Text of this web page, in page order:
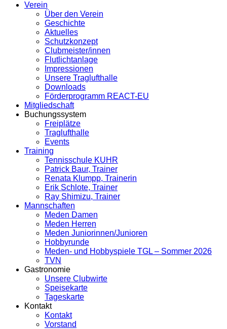
Verein
Über den Verein
Geschichte
Aktuelles
Schutzkonzept
Clubmeister/innen
Flutlichtanlage
Impressionen
Unsere Traglufthalle
Downloads
Förderprogramm REACT-EU
Mitgliedschaft
Buchungssystem
Freiplätze
Traglufthalle
Events
Training
Tennisschule KUHR
Patrick Baur, Trainer
Renata Klumpp, Trainerin
Erik Schlote, Trainer
Ray Shimizu, Trainer
Mannschaften
Meden Damen
Meden Herren
Meden Juniorinnen/Junioren
Hobbyrunde
Meden- und Hobbyspiele TGL – Sommer 2026
TVN
Gastronomie
Unsere Clubwirte
Speisekarte
Tageskarte
Kontakt
Kontakt
Vorstand